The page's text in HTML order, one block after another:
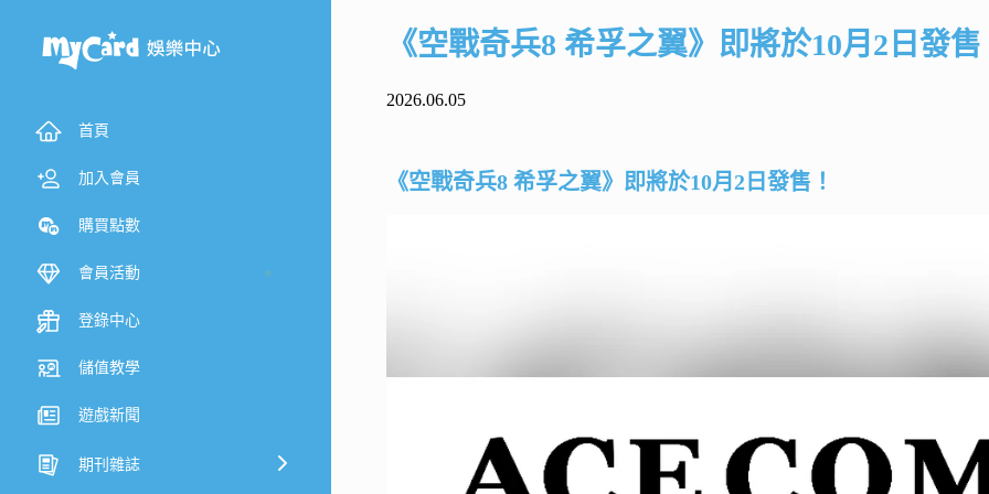
首頁
加入會員
購買點數
會員活動
登錄中心
儲值教學
遊戲新聞
期刊雜誌
《空戰奇兵8 希孚之翼》即將於10月2日發售
2026.06.05
《空戰奇兵8 希孚之翼》即將於10月2日發售！